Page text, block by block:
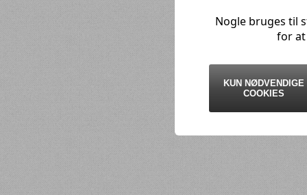
Nogle bruges til
for
KUN NØDVENDIGE
COOKIES